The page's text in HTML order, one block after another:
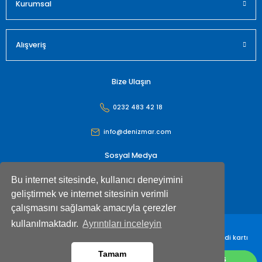
Bu internet sitesinde, kullanıcı deneyimini
geliştirmek ve internet sitesinin verimli
çalışmasını sağlamak amacıyla çerezler
kullanılmaktadır. Ayrıntıları inceleyin
Tamam
Kurumsal
Alışveriş
Bize Ulaşın
0232 483 42 18
info@denizmar.com
Sosyal Medya
Denizmar İç Dış Ticaret Anonim Şirketi© Tüm hakları saklıdır. Kredi kartı